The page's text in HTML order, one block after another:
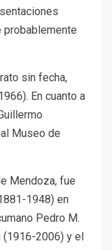
sin fecha,
En cuanto a
Museo de
Mendoza, fue
1948) en
Pedro M.
(1916-2006) y el